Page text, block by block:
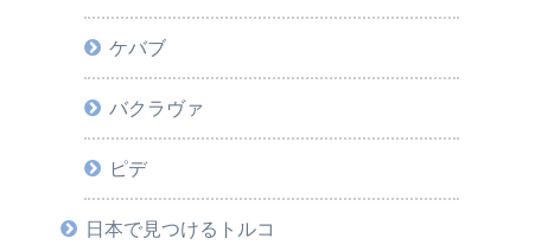
ケバブ
バクラヴァ
ピデ
日本で見つけるトルコ